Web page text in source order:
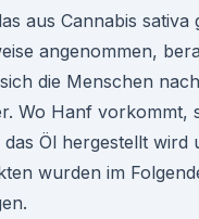
aus Cannabis sativa
angenommen,
die Menschen
Wo Hanf vorkommt,
Öl hergestellt wird
wurden im